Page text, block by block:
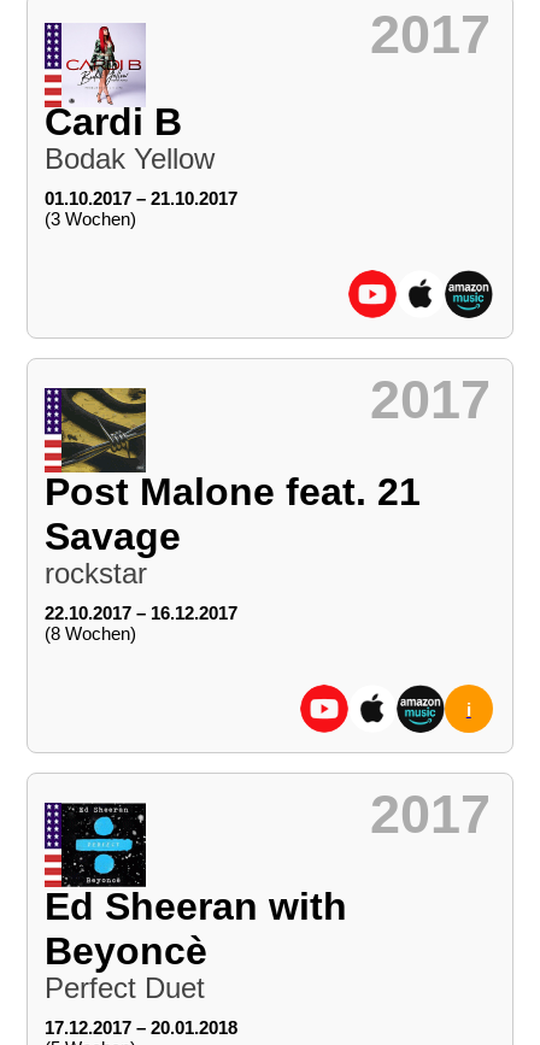
2017
Cardi B
Bodak Yellow
01.10.2017 – 21.10.2017
(3 Wochen)
2017
Post Malone feat. 21
Savage
rockstar
22.10.2017 – 16.12.2017
(8 Wochen)
i
2017
Ed Sheeran with
Beyoncè
Perfect Duet
17.12.2017 – 20.01.2018